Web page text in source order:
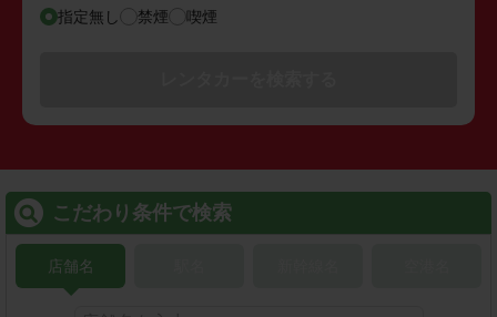
指定無し 禁煙 喫煙
こだわり条件で検索
店舗名